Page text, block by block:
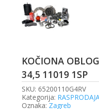
KOČIONA
34,5 11019 1SP
SKU: 65200110G4RV
Kategorija:
Oznaka: Zagreb